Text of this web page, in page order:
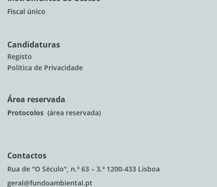
Fiscal único
Candidaturas
Registo
Politica de Privacidade
Área reservada
Protocolos (área reservada)
Contactos
Rua de "O Século", n.º 63 – 3.º 1200-433 Lisboa
geral@fundoambiental.pt